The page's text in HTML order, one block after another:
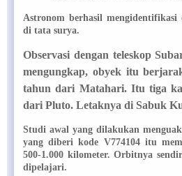
Astronom berhasil mengidentifikasi
di tata surya.
Observasi dengan teleskop
mengungkap, obyek itu
tahun dari Matahari. Itu tiga
dari Pluto. Letaknya di Sabuk
Studi awal yang dilakukan
yang diberi kode V774104 itu
500-1.000 kilometer. Orbitnya
dipelajari.